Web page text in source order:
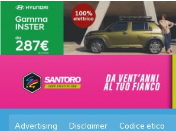
Advertising Disclaimer Codice etico